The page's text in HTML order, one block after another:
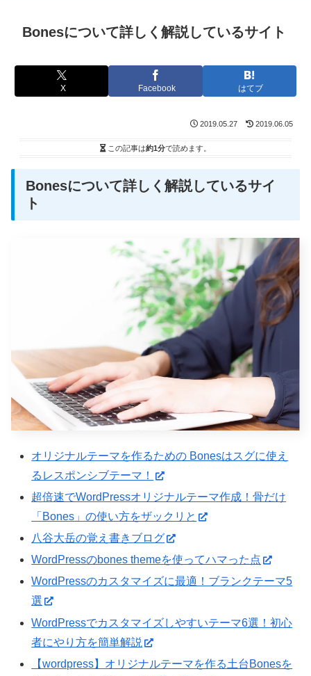
Bonesについて詳しく解説しているサイト
X Facebook はてブ
2019.05.27 2019.06.05
この記事は約1分で読めます。
Bonesについて詳しく解説しているサイ
ト
オリジナルテーマを作るための Bonesはスグに使え
るレスポンシブテーマ！
超倍速でWordPressオリジナルテーマ作成！骨だけ
「Bones」の使い方をザックリと
八谷大岳の覚え書きブログ
WordPressのbones themeを使ってハマった点
WordPressのカスタマイズに最適！ブランクテーマ5
選
WordPressでカスタマイズしやすいテーマ6選！初心
者にやり方を簡単解説
【wordpress】オリジナルテーマを作る土台Bonesを